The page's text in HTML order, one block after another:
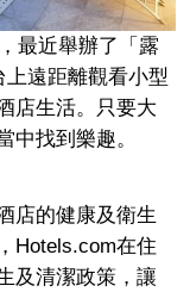
最近舉辦了「露
遠距離觀看小型
店生活。只要大
中找到樂趣。
店的健康及衛生
Hotels.com在住
及清潔政策，讓